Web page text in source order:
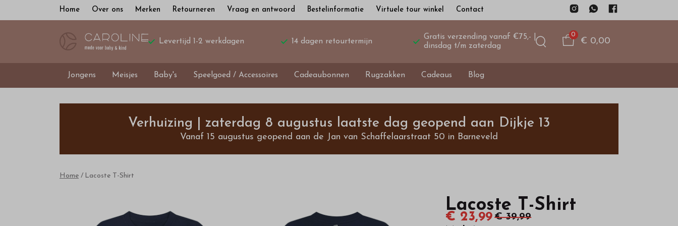
Home Over ons Merken Retourneren Vraag en antwoord Bestelinformatie Virtuele tour winkel Contact
Levertijd 1-2 werkdagen 14 dagen retourtermijn
Gratis verzending vanaf €75,- |
dinsdag t/m zaterdag
0
€ 0,00
Jongens Meisjes Baby's Speelgoed / Accessoires Cadeaubonnen Rugzakken Cadeaus Blog
Lacoste
Shirt
Verhuizing | zaterdag 8 augustus laatste dag geopend aan Dijkje 13
Vanaf 15 augustus geopend aan de Jan van Schaffelaarstraat 50 in Barneveld
Home Lacoste T-Shirt
Lacoste T-Shirt
€ 23,99 € 39,99